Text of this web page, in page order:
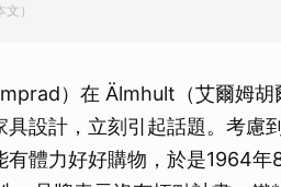
）
）在 Älmhult（艾爾姆胡
設計，立刻引起話題。考慮
體力好好購物，於是1964年